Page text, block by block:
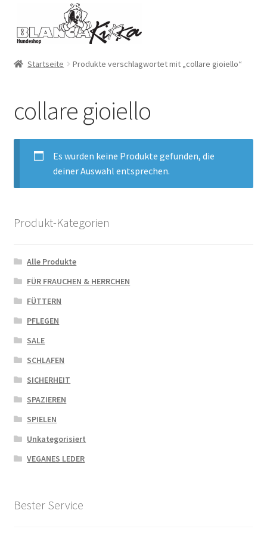
Navigation
springen
Inhalt
springen
Startseite Produkte verschlagwortet mit „collare gioiello“
collare gioiello
Es wurden keine Produkte gefunden, die
deiner Auswahl entsprechen.
Produkt-Kategorien
Alle Produkte
FÜR FRAUCHEN & HERRCHEN
FÜTTERN
PFLEGEN
SALE
SCHLAFEN
SICHERHEIT
SPAZIEREN
SPIELEN
Unkategorisiert
VEGANES LEDER
Bester Service